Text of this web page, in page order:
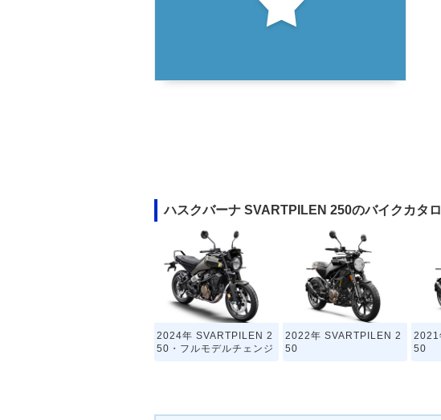
ハスクバーナ SVARTPILEN 250のバイクカタ
2024年 SVARTPILEN 2
50・フルモデルチェンジ
2022年 SVARTPILEN 2
50
2021
50